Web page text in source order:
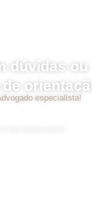
dúvidas ou
especialista!
o mais rápido possível!